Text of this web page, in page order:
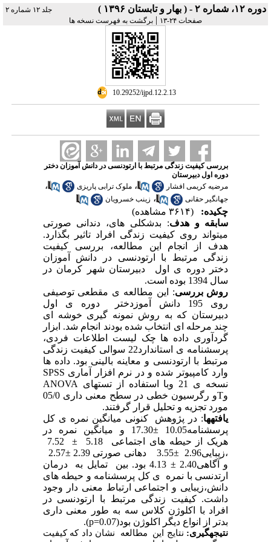
دوره ۱۲، شماره ۲ - ( بهار و تابستان ۱۳۹۶ )
جلد ۱۲ شماره ۲
صفحات ۲۴-۱۳
| برگشت به فهرست نسخه ها
‎ 10.29252/ijpd.12.2.13
بررسی کیفیت زندگی مرتبط با ارتودنسی در دانش آموزان دختر
دوره اول دبیرستان
مرضیه کریمی افشار
، ملوک ترابی پاریزی ،
جهانگیر حقانی ، زینب خسرویان
چکیده:
(۳۶۱۴ مشاهده)
سابقه و هدف:
بدشکلی های، دندانی صورتی
میتواند روی کیفیت زندگی افراد تاثیر بگذارد.
هدف از انجام این مطالعه، بررسی کیفیت
زندگی مرتبط با ارتودنسی در دانش آموزان
دختر دوره ی اول دبیرستان شهر کرمان در
سال 1394 بوده است.
روش بررسی: این مطالعه ی مقطعی توصیفی
روی 195 دانش آموزدختر دوره ی اول
دبیرستان که به روش نمونه گیری خوشه ای
چند مرحله ای انتخاب شده بودند انجام شد. ابزار
گردآوری داده ها چک لیست اطلاعات فردی،
پرسشنامه ی استاندارد22 سوالی کیفیت زندگی
مرتبط با ارتودنسی و معاینه بالینی بود. داده ها
وارد کامپیوتر شده و در نرم افزار آماری SPSS
نسخه ی 21 وبا استفاده از تستهای
ANOVA
وT
و رگرسیون خطی در سطح معنی داری 05/0
مورد تجزیه و تحلیل قرار گرفتند.
یافته­ها: در پژوهش کنونی میانگین نمره ی کل
پرسشنامه10.05 ±17.30 و میانگین نمره در
و آگاهی2.40 ± 4.13 بود. بین تمایل به درمان
ارتدنسی با نمره ی کل پرسشنامه و حیطه های
دانش،زیبایی و اجتماعی ارتباط معنی دار وجود
داشت. کیفیت زندگی مرتبط با ارتودنسی در
افراد با اکلوژن کلاس سه به طور معنی داری
بدتر از انواع دیگر اکلوژن بود(p=0.07
).
نتیجه­گیری: نتایج این مطالعه نشان داد که کیفیت